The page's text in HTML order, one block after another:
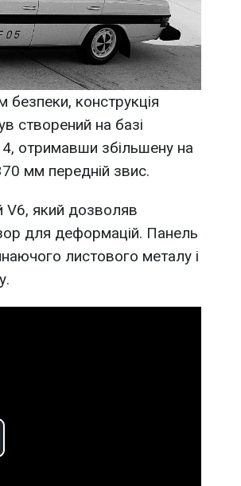
конструкція
створений на базі
отримавши збільшену на
мм передній звис.
V6, який дозволяв
для деформацій. Панель
листового металу і